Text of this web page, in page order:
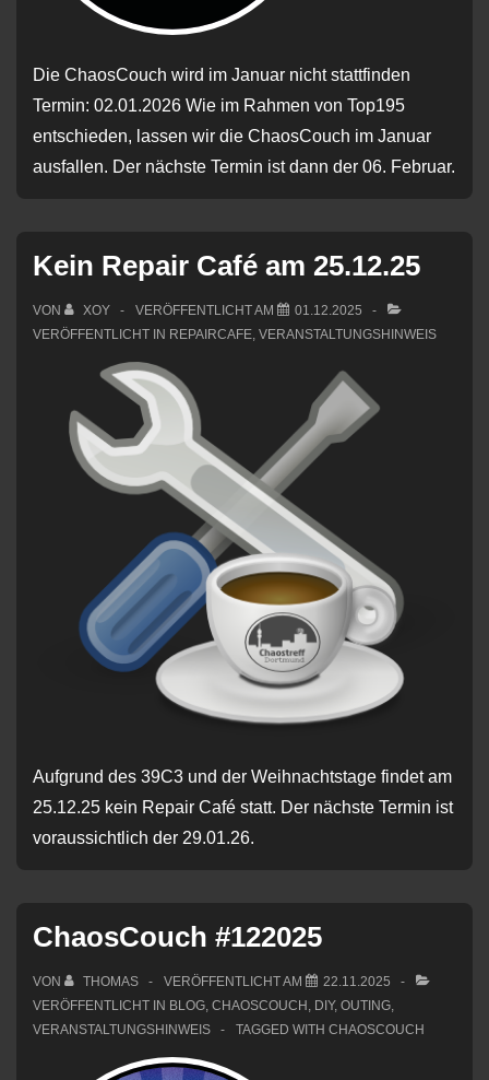
Die ChaosCouch wird im Januar nicht stattfinden
Termin: 02.01.2026 Wie im Rahmen von Top195
entschieden, lassen wir die ChaosCouch im Januar
ausfallen. Der nächste Termin ist dann der 06. Februar.
Kein Repair Café am 25.12.25
VON XOY VERÖFFENTLICHT AM
01.12.2025
VERÖFFENTLICHT IN REPAIRCAFE, VERANSTALTUNGSHINWEIS
Aufgrund des 39C3 und der Weihnachtstage findet am
25.12.25 kein Repair Café statt. Der nächste Termin ist
voraussichtlich der 29.01.26.
ChaosCouch #122025
VON THOMAS VERÖFFENTLICHT AM
22.11.2025
VERÖFFENTLICHT IN BLOG CHAOSCOUCH DIY, OUTING
VERANSTALTUNGSHINWEIS
TAGGED WITH CHAOSCOUCH